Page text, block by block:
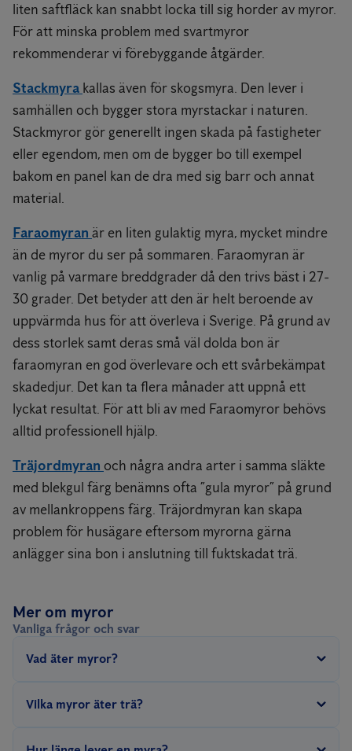
liten saftfläck kan snabbt locka till sig horder av myror.
För att minska problem med svartmyror
rekommenderar vi förebyggande åtgärder.
Stackmyra kallas även för skogsmyra. Den lever i
samhällen och bygger stora myrstackar i naturen.
Stackmyror gör generellt ingen skada på fastigheter
eller egendom, men om de bygger bo till exempel
bakom en panel kan de dra med sig barr och annat
material.
Faraomyran är en liten gulaktig myra, mycket mindre
än de myror du ser på sommaren. Faraomyran är
vanlig på varmare breddgrader då den trivs bäst i 27-
30 grader. Det betyder att den är helt beroende av
uppvärmda hus för att överleva i Sverige. På grund av
dess storlek samt deras små väl dolda bon är
faraomyran en god överlevare och ett svårbekämpat
skadedjur. Det kan ta flera månader att uppnå ett
lyckat resultat. För att bli av med Faraomyror behövs
alltid professionell hjälp.
Träjordmyran och några andra arter i samma släkte
med blekgul färg benämns ofta ”gula myror” på grund
av mellankroppens färg. Träjordmyran kan skapa
problem för husägare eftersom myrorna gärna
anlägger sina bon i anslutning till fuktskadat trä.
Mer om myror
Vanliga frågor och svar
Vad äter myror?
utsöndringar. En del myror äter också andra insekter.
Vilka myror äter trä?